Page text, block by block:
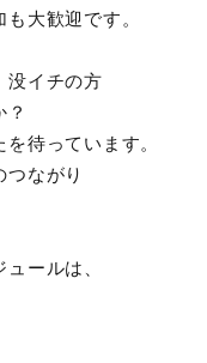
大歓迎です。
没イチの方
待っています。
つながり
ールは、